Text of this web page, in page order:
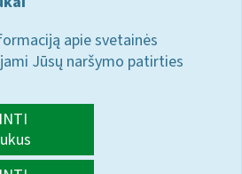
apie svetainės
Jūsų naršymo patirties